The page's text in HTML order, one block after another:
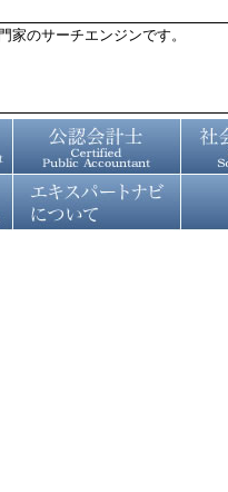
家のサーチエンジンです。